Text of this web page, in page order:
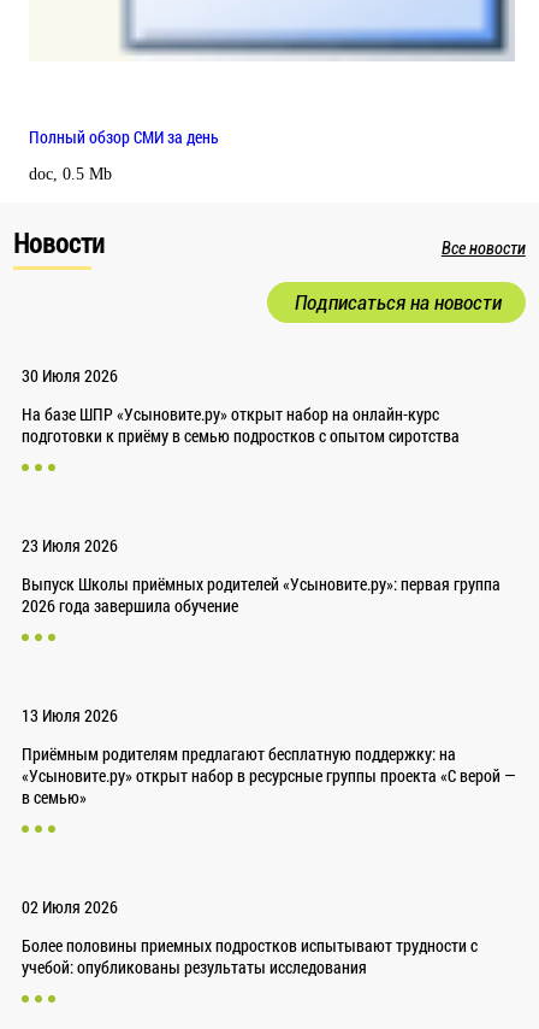
Полный обзор СМИ за день
doc, 0.5 Mb
Новости Все новости
Подписаться на новости
30 Июля 2026
На базе ШПР «Усыновите.ру» открыт набор на онлайн-курс
подготовки к приёму в семью подростков с опытом сиротства
23 Июля 2026
Выпуск Школы приёмных родителей «Усыновите.ру»: первая группа
2026 года завершила обучение
13 Июля 2026
Приёмным родителям предлагают бесплатную поддержку: на
«Усыновите.ру» открыт набор в ресурсные группы проекта «С верой —
в семью»
02 Июля 2026
Более половины приемных подростков испытывают трудности с
учебой: опубликованы результаты исследования